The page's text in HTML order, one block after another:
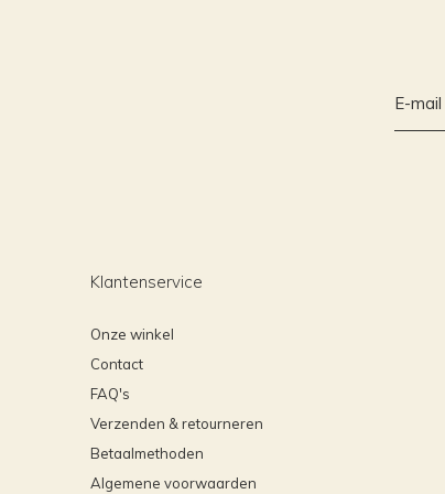
Klantenservice
Onze winkel
Contact
FAQ's
Verzenden & retourneren
Betaalmethoden
Algemene voorwaarden